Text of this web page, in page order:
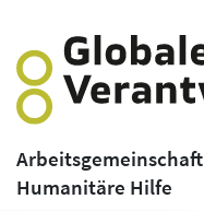
Humanitäre Hilfe